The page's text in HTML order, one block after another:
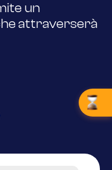
un
attraverserà